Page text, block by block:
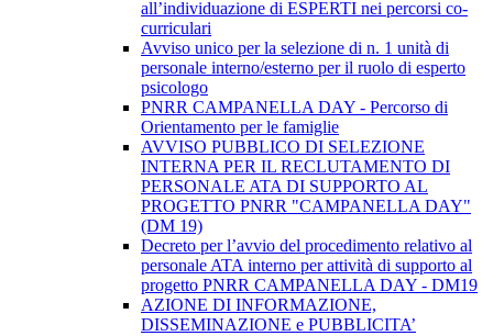
all’individuazione di ESPERTI nei percorsi co-
curriculari
Avviso unico per la selezione di n. 1 unità di
personale interno/esterno per il ruolo di esperto
psicologo
PNRR CAMPANELLA DAY - Percorso di
Orientamento per le famiglie
AVVISO PUBBLICO DI SELEZIONE
INTERNA PER IL RECLUTAMENTO DI
PERSONALE ATA DI SUPPORTO AL
PROGETTO PNRR "CAMPANELLA DAY"
(DM 19)
Decreto per l’avvio del procedimento relativo al
personale ATA interno per attività di supporto al
progetto PNRR CAMPANELLA DAY - DM19
AZIONE DI INFORMAZIONE,
DISSEMINAZIONE e PUBBLICITA’